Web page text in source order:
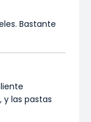
Bastante
y las pastas